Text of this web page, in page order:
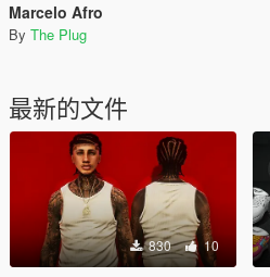
Marcelo Afro
By The Plug
最新的文件
830 10